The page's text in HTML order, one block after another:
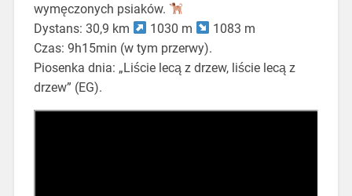
wymęczonych psiaków.
Dystans: 30,9 km
1030 m
1083 m
Czas: 9h15min (w tym przerwy).
Piosenka dnia: „Liście lecą z drzew, liście lecą z
drzew” (EG).